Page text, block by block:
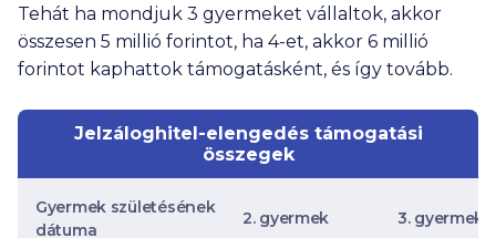
Tehát ha mondjuk 3 gyermeket vállaltok, akkor
összesen 5 millió forintot, ha 4-et, akkor 6 millió
forintot kaphattok támogatásként, és így tovább.
Jelzáloghitel-elengedés támogatási
összegek
Gyermek születésének
dátuma
2. gyermek 3. gyermek